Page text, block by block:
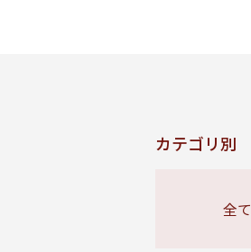
カテゴリ別
全て